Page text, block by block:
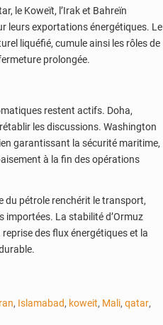
le Koweït, l’Irak et Bahreïn
leurs exportations énergétiques. Le
liquéfié, cumule ainsi les rôles de
prolongée.
restent actifs. Doha,
les discussions. Washington
garantissant la sécurité maritime,
à la fin des opérations
du pétrole renchérit le transport,
importées. La stabilité d’Ormuz
des flux énergétiques et la
, Islamabad, koweit, Mali, qatar,